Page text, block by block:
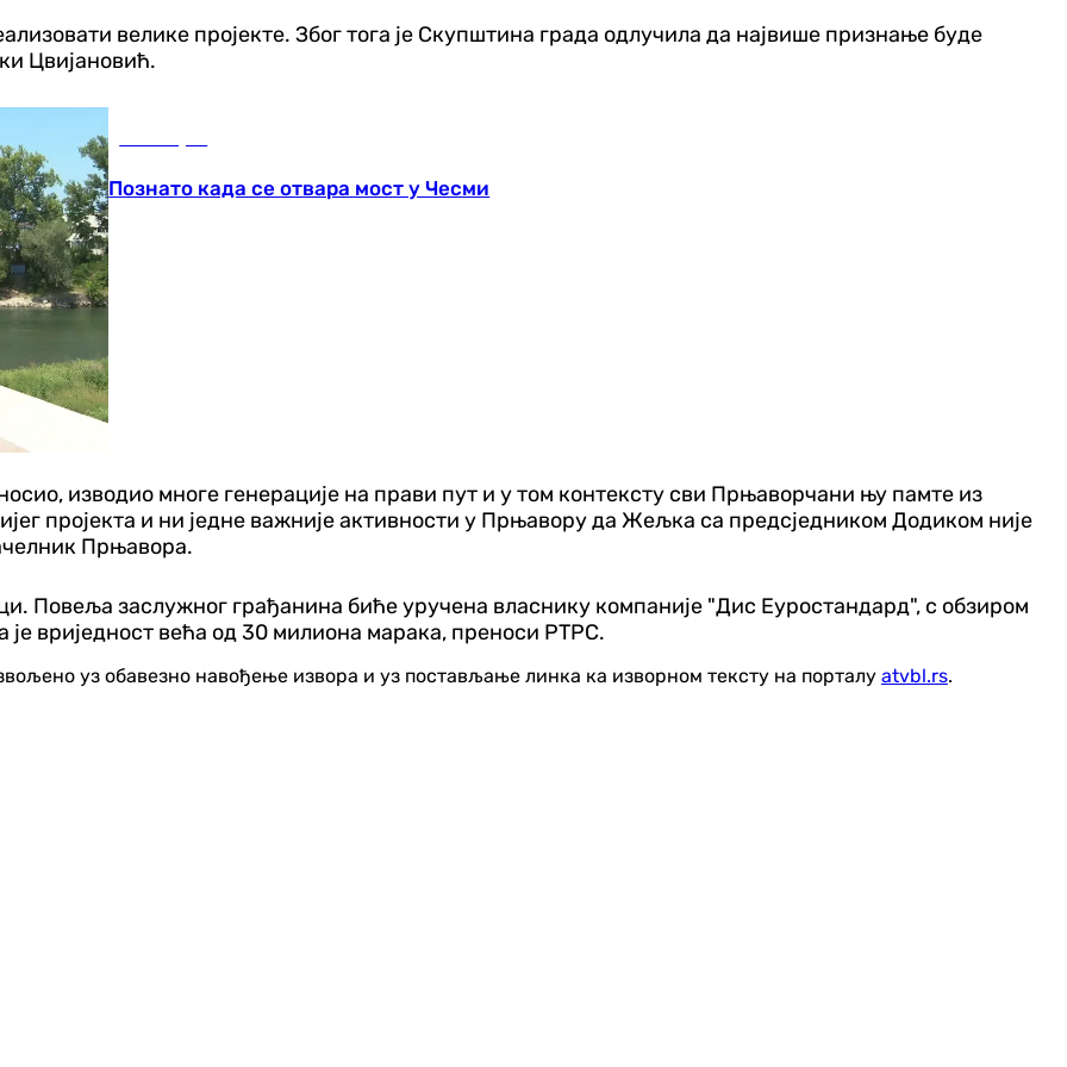
велике пројекте. Због тога је Скупштина града одлучила да највише признање буде
Цвијановић.
Познато када се отвара мост у Чесми
изводио многе генерације на прави пут и у том контексту сви Прњаворчани њу памте из
пројекта и ни једне важније активности у Прњавору да Жељка са предсједником Додиком није
Прњавора.
Повеља заслужног грађанина биће уручена власнику компаније "Дис Еуростандард", с обзиром
је вриједност већа од 30 милиона марака, преноси РТРС.
уз обавезно навођење извора и уз постављање линка ка изворном тексту на порталу atvbl.rs.